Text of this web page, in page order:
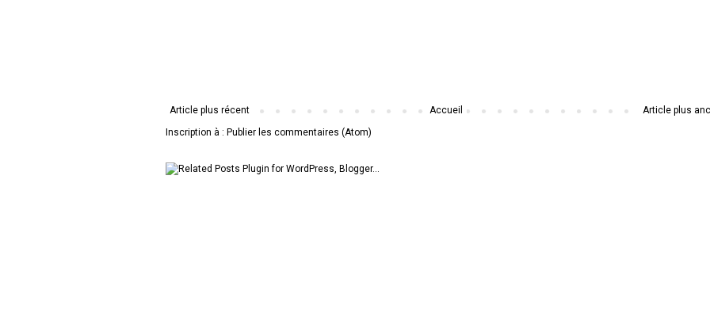
Article plus récent Article plus
Accueil
Inscription à : Publier les commentaires (Atom)